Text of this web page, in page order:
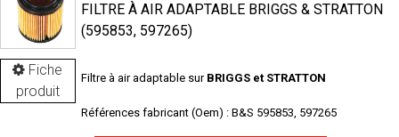
Fiche
produit
FILTRE À AIR ADAPTABLE BRIGGS & STRATTON
(595853, 597265)
Filtre à air adaptable sur BRIGGS et STRATTON
Références fabricant (Oem) : B&S 595853, 597265